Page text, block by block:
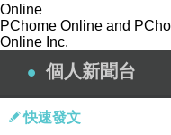
義自我的地方。我
作，透過不同設計
構出多元且具態度
典、高質感或前衛
合個人風格的服飾。
Online
PChome Online and
Online Inc.
個人新聞台
快速發文